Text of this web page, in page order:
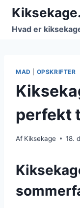
Fortsæt
indhold
Hvad er
MAD OPSKRIFTER
perfekt
Af Kiksekage 18.